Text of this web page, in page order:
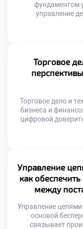
фундаментом
управление
ресурсов
имеет
этой связи
Обучение
системное
Торговое
Торговое дело и
бизнеса и
цифровой
гарантированной
для
изучают
будущего.
Управление
как
между
Управление
основой
связывает